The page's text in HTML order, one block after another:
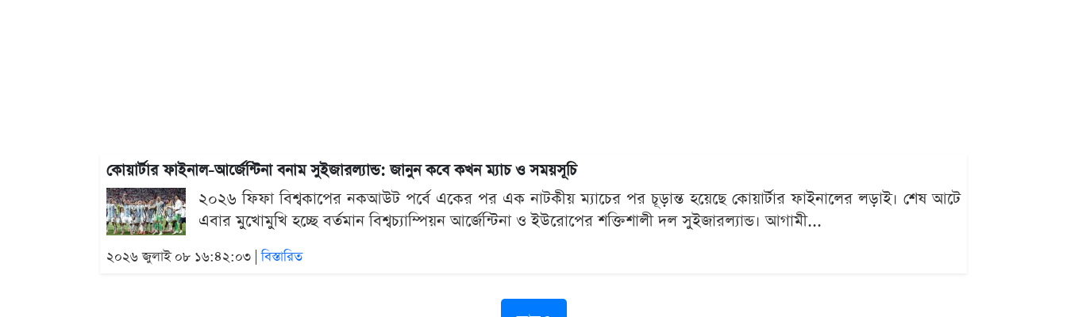
কোয়ার্টার ফাইনাল-আর্জেন্টিনা বনাম সুইজারল্যান্ড: জানুন কবে কখন ম্যাচ ও সময়সূচি
২০২৬ ফিফা বিশ্বকাপের নকআউট পর্বে একের পর এক নাটকীয় ম্যাচের পর চূড়ান্ত হয়েছে কোয়ার্টার ফাইনালের লড়াই। শেষ আটে
এবার মুখোমুখি হচ্ছে বর্তমান বিশ্বচ্যাম্পিয়ন আর্জেন্টিনা ও ইউরোপের শক্তিশালী দল সুইজারল্যান্ড। আগামী...
২০২৬ জুলাই ০৮ ১৬:৪২:০৩ |বিস্তারিত